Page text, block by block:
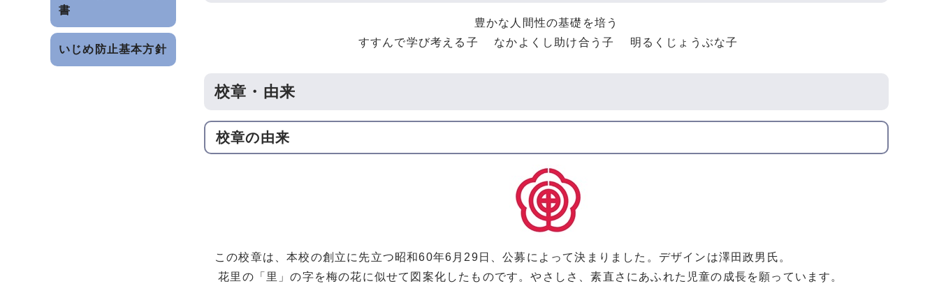
豊かな人間性の基礎を培う
すすんで学び考える子 なかよくし助け合う子 明るくじょうぶな子
校章・由来
校章の由来
この校章は、本校の創立に先立つ昭和60年6月29日、公募によって決まりました。デザインは澤田政男氏。
花里の「里」の字を梅の花に似せて図案化したものです。やさしさ、素直さにあふれた児童の成長を願っています。
書
いじめ防止基本方針